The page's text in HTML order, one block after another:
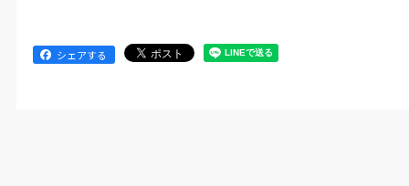
シェアする